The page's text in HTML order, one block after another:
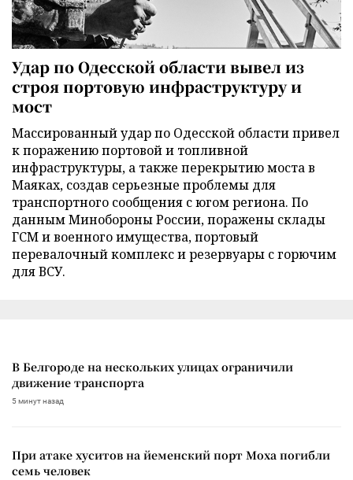
Удар по Одесской области вывел из
строя портовую инфраструктуру и
мост
Массированный удар по Одесской области привел
к поражению портовой и топливной
инфраструктуры, а также перекрытию моста в
Маяках, создав серьезные проблемы для
транспортного сообщения с югом региона. По
данным Минобороны России, поражены склады
ГСМ и военного имущества, портовый
перевалочный комплекс и резервуары с горючим
для ВСУ.
В Белгороде на нескольких улицах ограничили
движение транспорта
5 минут назад
При атаке хуситов на йеменский порт Моха погибли
семь человек